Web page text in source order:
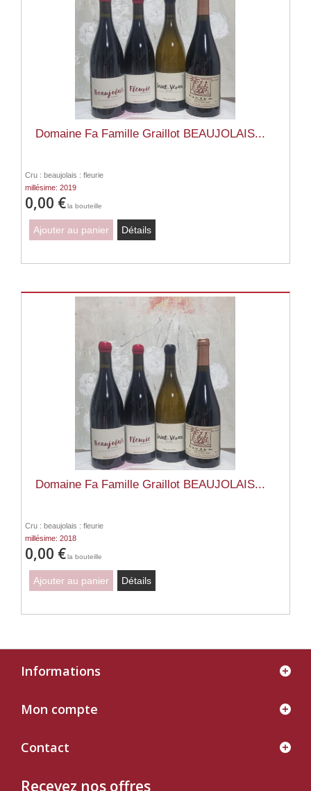
Domaine Fa Famille Graillot BEAUJOLAIS...
Cru : beaujolais : fleurie
millésime: 2019
0,00 €la bouteille
Ajouter au panier Détails
Domaine Fa Famille Graillot BEAUJOLAIS...
Cru : beaujolais : fleurie
millésime: 2018
0,00 €la bouteille
Ajouter au panier Détails
Informations
Mon compte
Contact
Recevez nos offres